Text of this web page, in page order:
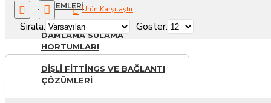
SISTEMLERI
DAMLAMA SULAMA
HORTUMLARI
DIŞLI FITTINGS VE BAĞLANTI
ÇÖZÜMLERI
Ürün Karşılaştır
Sırala: Göster: